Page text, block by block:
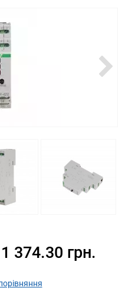
374.30 грн.